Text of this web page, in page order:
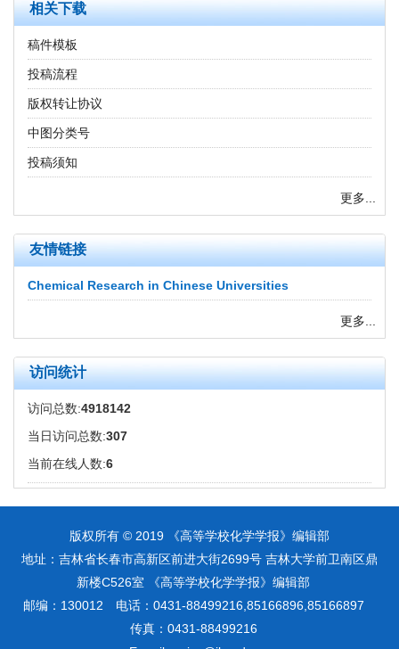
相关下载
稿件模板
投稿流程
版权转让协议
中图分类号
投稿须知
更多...
友情链接
Chemical Research in Chinese Universities
更多...
访问统计
访问总数:4918142
当日访问总数:307
当前在线人数:6
版权所有 © 2019 《高等学校化学学报》编辑部
地址：吉林省长春市高新区前进大街2699号 吉林大学前卫南区鼎
新楼C526室 《高等学校化学学报》编辑部
邮编：130012 电话：0431-88499216,85166896,85166897
传真：0431-88499216